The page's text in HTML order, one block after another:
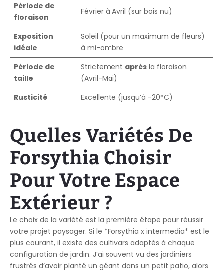
Période de
floraison
Février à Avril (sur bois nu)
Exposition
idéale
Soleil (pour un maximum de fleurs)
à mi-ombre
Période de
taille
Strictement après la floraison
(Avril-Mai)
Rusticité
Excellente (jusqu’à -20°C)
Quelles Variétés De
Forsythia Choisir
Pour Votre Espace
Extérieur ?
Le choix de la variété est la première étape pour réussir
votre projet paysager. Si le *Forsythia x intermedia* est le
plus courant, il existe des cultivars adaptés à chaque
configuration de jardin. J’ai souvent vu des jardiniers
frustrés d’avoir planté un géant dans un petit patio, alors